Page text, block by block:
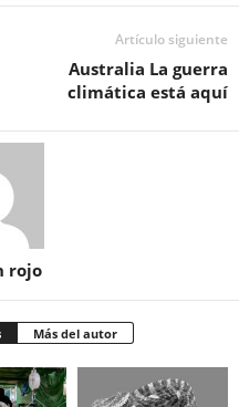
Artículo siguiente
Australia La guerra
climática está aquí
rojo
Más del autor